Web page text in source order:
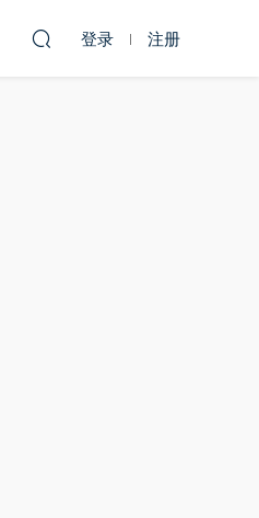
登录 注册